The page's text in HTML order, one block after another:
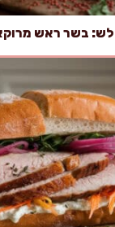
בשר ראש